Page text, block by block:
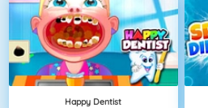
Happy Dentist